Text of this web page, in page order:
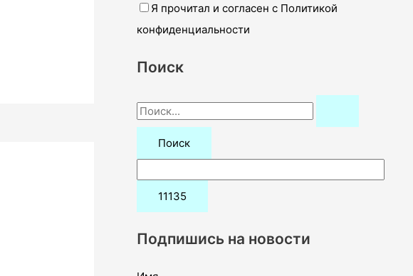
Я прочитал и согласен с Политикой
конфиденциальности
Поиск
П
о
:
Подпишись на новости